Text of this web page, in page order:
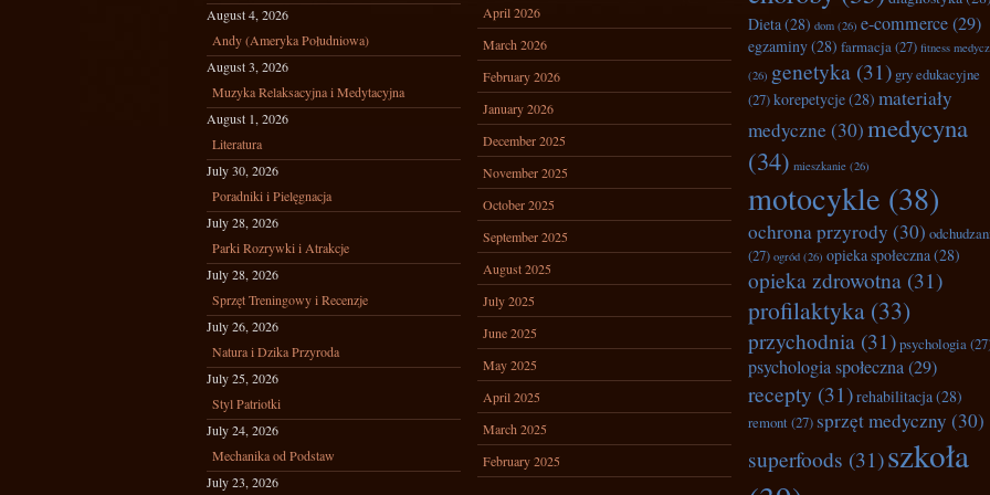
August 4, 2026
Andy (Ameryka Południowa)
August 3, 2026
Muzyka Relaksacyjna i Medytacyjna
August 1, 2026
Literatura
July 30, 2026
Poradniki i Pielęgnacja
July 28, 2026
Parki Rozrywki i Atrakcje
July 28, 2026
Sprzęt Treningowy i Recenzje
July 26, 2026
Natura i Dzika Przyroda
July 25, 2026
Styl Patriotki
July 24, 2026
Mechanika od Podstaw
July 23, 2026
April 2026
March 2026
February 2026
January 2026
December 2025
November 2025
October 2025
September 2025
August 2025
July 2025
June 2025
May 2025
April 2025
March 2025
February 2025
Dieta(28) dom (26) e-commerce(29)
egzaminy(28) farmacja(27) fitness
(26) genetyka (31) gry edukacyjne
(27)korepetycje(28) materiały
medyczne (30)medycyna
(34) mieszkanie (26)
motocykle (38)
ochrona przyrody (30)
(27) ogród (26) opieka społeczna(28)
opieka zdrowotna (31)
profilaktyka (33)
przychodnia (31)psychologia
psychologia społeczna(29)
recepty (31)rehabilitacja(28)
remont(27) sprzęt medyczny (30)
superfoods (31)szkoła